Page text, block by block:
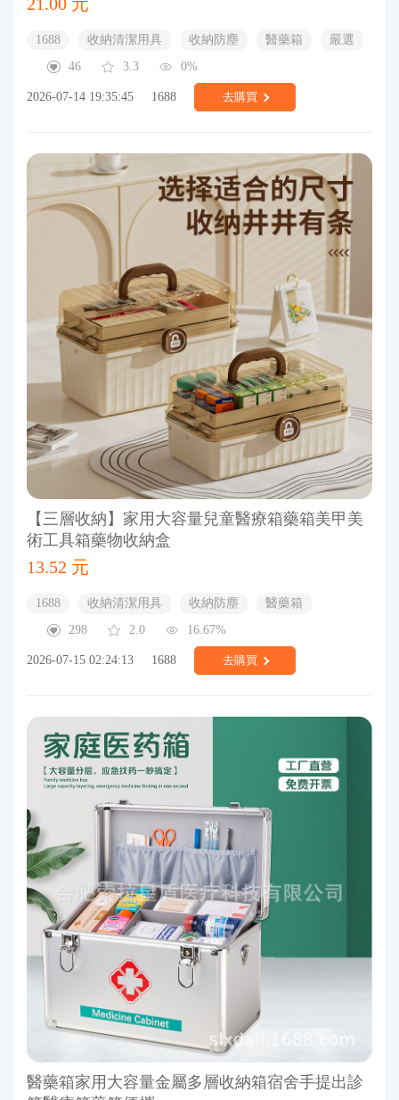
1688 收納清潔用具 收納防塵 醫藥箱
嚴選
46
3.3 0%
2026-07-14 19:35:45 1688 去購買
【三層收納】家用大容量兒童醫療箱藥箱美甲美
術工具箱藥物收納盒
13.52 元
1688 收納清潔用具 收納防塵
醫藥箱
298
2.0 16.67%
2026-07-15 02:24:13 1688 去購買
醫藥箱家用大容量金屬多層收納箱宿舍手提出診